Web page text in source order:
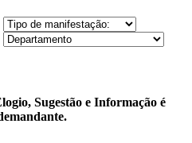
Sugestão e Informação é